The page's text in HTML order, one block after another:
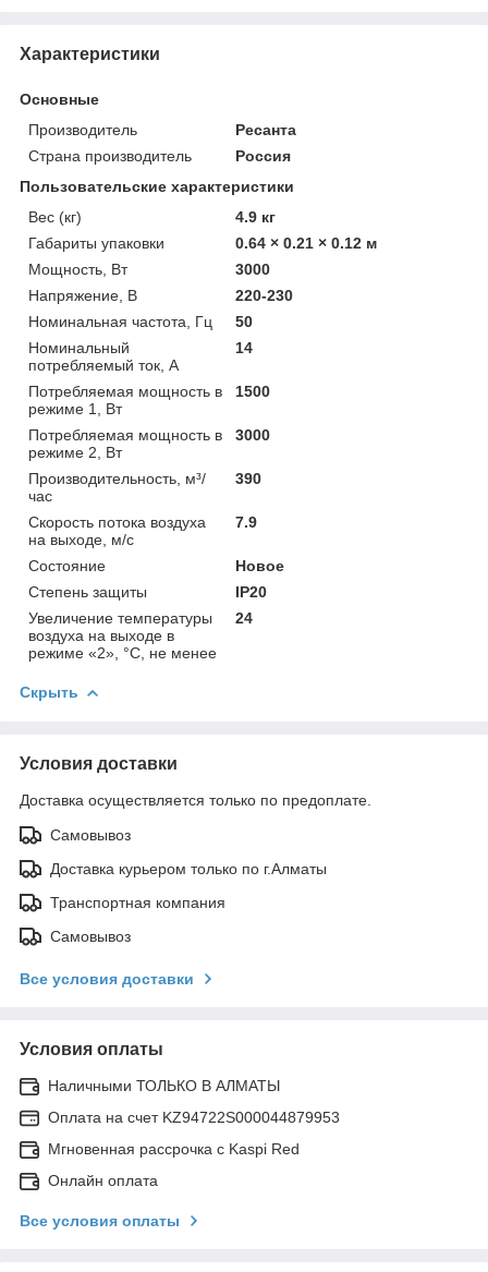
Характеристики
Основные
Производитель
Ресанта
Страна производитель
Россия
Пользовательские характеристики
Вес (кг)
4.9 кг
Габариты упаковки
0.64 × 0.21 × 0.12 м
Мощность, Вт
3000
Напряжение, В
220-230
Номинальная частота, Гц
50
Номинальный
потребляемый ток, А
14
Потребляемая мощность в
режиме 1, Вт
1500
Потребляемая мощность в
режиме 2, Вт
3000
Производительность, м³/
час
390
Скорость потока воздуха
на выходе, м/с
7.9
Состояние
Новое
Степень защиты
IP20
Увеличение температуры
воздуха на выходе в
режиме «2», °С, не менее
24
Скрыть
Условия доставки
Доставка осуществляется только по предоплате.
Самовывоз
Доставка курьером только по г.Алматы
Транспортная компания
Самовывоз
Все условия доставки
Условия оплаты
Наличными ТОЛЬКО В АЛМАТЫ
Оплата на счет KZ94722S000044879953
Мгновенная рассрочка с Kaspi Red
Онлайн оплата
Все условия оплаты